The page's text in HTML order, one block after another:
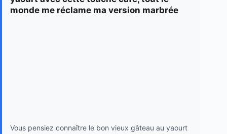
monde me réclame ma version marbrée
Vous pensiez connaître le bon vieux gâteau au yaourt